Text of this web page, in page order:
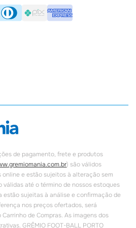
de pagamento, frete e produtos
) são válidos
e estão sujeitos à alteração sem
válidas até o término de nossos estoques
estão sujeitas à análise e confirmação de
nos preços ofertados, será
de Compras. As imagens dos
GRÊMIO FOOT-BALL PORTO